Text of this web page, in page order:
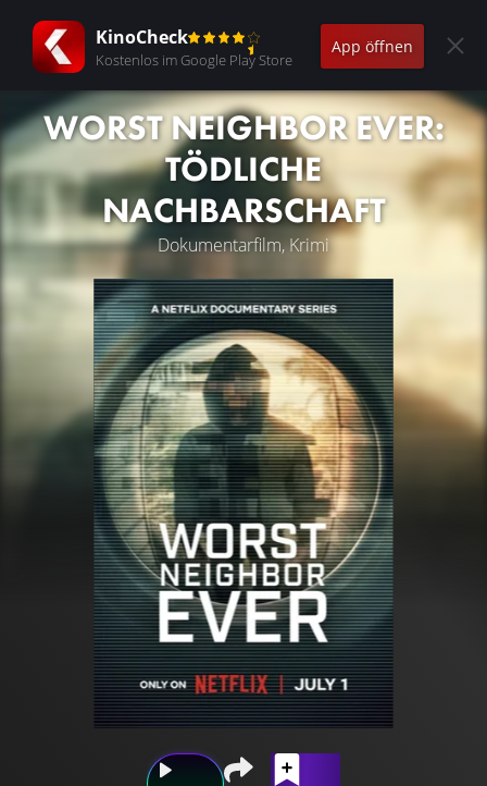
KinoCheck
Kostenlos im Google Play Store
App öffnen
WORST NEIGHBOR EVER:
TÖDLICHE
NACHBARSCHAFT
Dokumentarfilm, Krimi